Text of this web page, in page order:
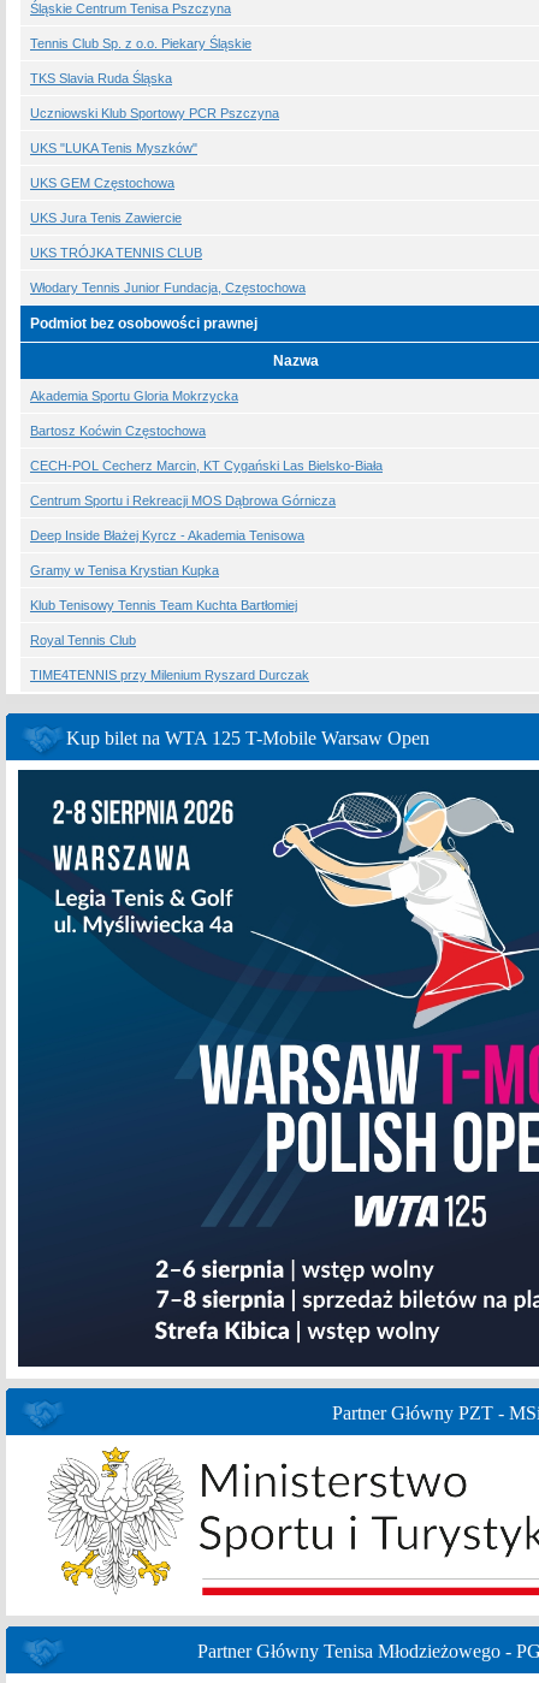
Śląskie Centrum Tenisa Pszczyna
Tennis Club Sp. z o.o. Piekary Śląskie
TKS Slavia Ruda Śląska
Uczniowski Klub Sportowy PCR Pszczyna
UKS "LUKA Tenis Myszków"
UKS GEM Częstochowa
UKS Jura Tenis Zawiercie
UKS TRÓJKA TENNIS CLUB
Włodary Tennis Junior Fundacja, Częstochowa
Podmiot bez osobowości prawnej
Nazwa
Akademia Sportu Gloria Mokrzycka
Bartosz Koćwin Częstochowa
CECH-POL Cecherz Marcin, KT Cygański Las Bielsko-Biała
Centrum Sportu i Rekreacji MOS Dąbrowa Górnicza
Deep Inside Błażej Kyrcz - Akademia Tenisowa
Gramy w Tenisa Krystian Kupka
Klub Tenisowy Tennis Team Kuchta Bartłomiej
Royal Tennis Club
TIME4TENNIS przy Milenium Ryszard Durczak
Kup bilet na WTA 125 T-Mobile Warsaw Open
Partner Główny PZT -
Partner Główny Tenisa Młodzieżowego -